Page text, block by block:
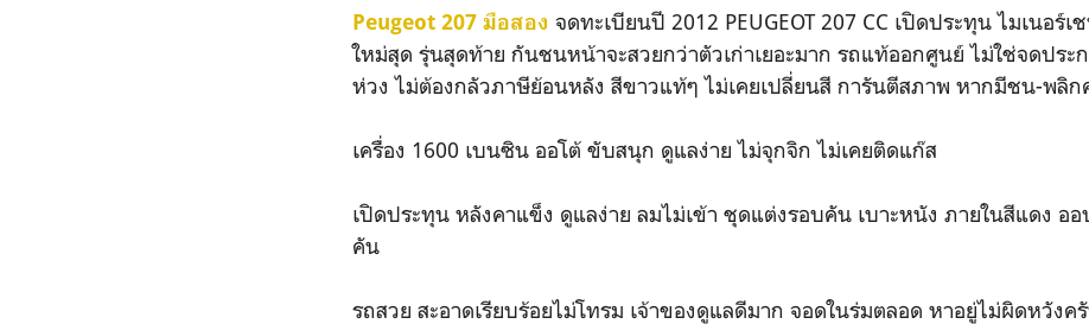
Peugeot 207 มือสอง จดทะเบียนปี 2012 PEUGEOT 207 CC เปิดประทุน ไมเนอร์
ใหม่สุด รุ่นสุดท้าย กันชนหน้าจะสวยกว่าตัวเก่าเยอะมาก รถแท้ออกศูนย์ ไม่ใช่จดประ
ห่วง ไม่ต้องกลัวภาษีย้อนหลัง สีขาวแท้ๆ ไม่เคยเปลี่ยนสี การันตีสภาพ หากมีชน-พลิก
เครื่อง 1600 เบนซิน ออโต้ ขับสนุก ดูแลง่าย ไม่จุกจิก ไม่เคยติดแก๊ส
เปิดประทุน หลังคาแข็ง ดูแลง่าย ลมไม่เข้า ชุดแต่งรอบคัน เบาะหนัง ภายในสีแดง อ
คัน
รถสวย สะอาดเรียบร้อยไม่โทรม เจ้าของดูแลดีมาก จอดในร่มตลอด หาอยู่ไม่ผิดหวังค